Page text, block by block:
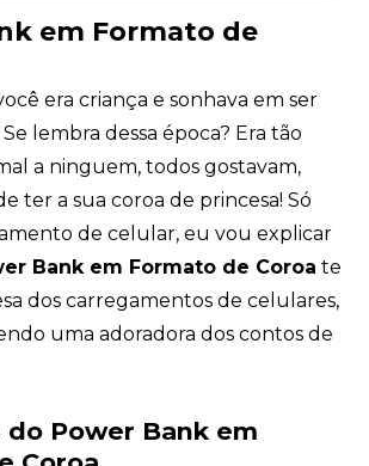
em Formato de
era criança e sonhava em ser
lembra dessa época? Era tão
a ninguem, todos gostavam,
ter a sua coroa de princesa! Só
de celular, eu vou explicar
Bank em Formato de Coroa te
dos carregamentos de celulares,
uma adoradora dos contos de
do Power Bank em